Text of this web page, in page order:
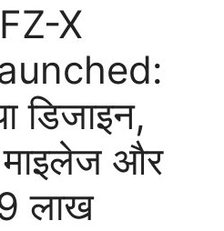
X
डिजाइन,
और
लाख